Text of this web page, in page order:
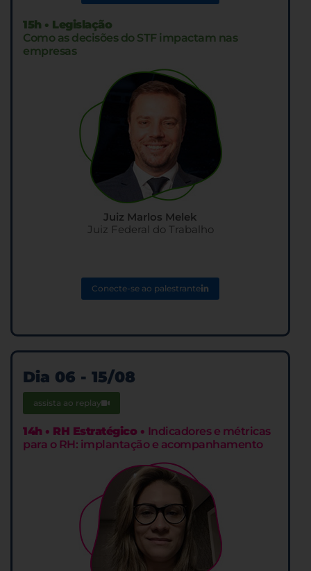
15h • Legislação
Como as decisões do STF impactam nas
empresas
Juiz Marlos Melek
Juiz Federal do Trabalho
Conecte-se ao palestrante
Dia 06 - 15/08
assista ao replay
14h • RH Estratégico • Indicadores e métricas
para o RH: implantação e acompanhamento